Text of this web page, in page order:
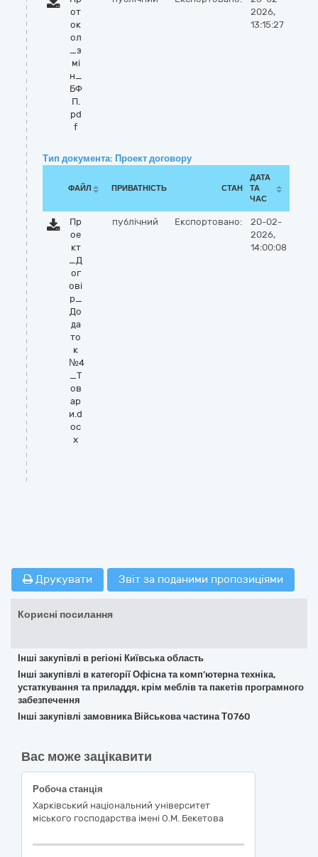
от
ок
ол
_з
мі
н_
БФ
П.
pd
f
2026,
13:15:27
Тип документа: Проект договору
ФАЙЛ ПРИВАТНІСТЬ СТАН
ДАТА
ТА
ЧАС
Пр
ое
кт
_Д
ог
ові
р_
До
да
то
к
№4
_Т
ов
ар
и.d
oc
x
публічний Експортовано:
20-02-
2026,
14:00:08
Друкувати Звіт за поданими пропозиціями
Корисні посилання
Інші закупівлі в регіоні Київська область
Інші закупівлі в категорії Офісна та комп’ютерна техніка,
устаткування та приладдя, крім меблів та пакетів програмного
забезпечення
Інші закупівлі замовника Військова частина Т0760
Вас може зацікавити
Робоча станція
Харківський національний університет
міського господарства імені О.М. Бекетова